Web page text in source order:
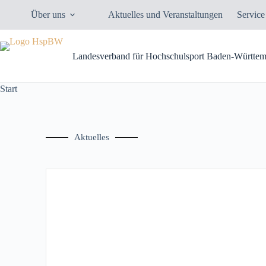
Über uns Aktuelles und Veranstaltungen Service
Landesverband für Hochschulsport Baden-
Start
Aktuelles